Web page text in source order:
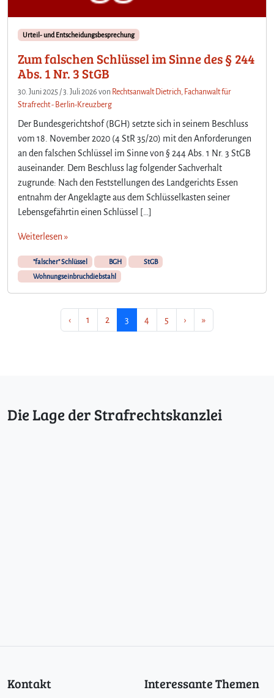
Urteil- und Entscheidungsbesprechung
Zum falschen Schlüssel im Sinne des § 244
Abs. 1 Nr. 3 StGB
30. Juni 2025 /3. Juli 2026 von Rechtsanwalt Dietrich, Fachanwalt für
Strafrecht - Berlin-Kreuzberg
Der Bundesgerichtshof (BGH) setzte sich in seinem Beschluss
vom 18. November 2020 (4 StR 35/20) mit den Anforderungen
an den falschen Schlüssel im Sinne von § 244 Abs. 1 Nr. 3 StGB
auseinander. Dem Beschluss lag folgender Sachverhalt
zugrunde: Nach den Feststellungen des Landgerichts Essen
entnahm der Angeklagte aus dem Schlüsselkasten seiner
Lebensgefährtin einen Schlüssel […]
Weiterlesen »
"falscher" Schlüssel BGH
StGB
Wohnungseinbruchdiebstahl
‹ Seite
1 Seite
2 Aktuelle Seite
3 Seite
4 Seite
5 › »
Die Lage der Strafrechtskanzlei
Kontakt Interessante Themen